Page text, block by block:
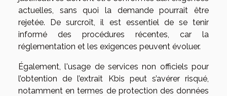
actuelles, sans quoi la demande pourrait être
rejetée. De surcroît, il est essentiel de se tenir
informé des procédures récentes, car la
réglementation et les exigences peuvent évoluer.
Également, l'usage de services non officiels pour
l’obtention de l’extrait Kbis peut s’avérer risqué,
notamment en termes de protection des données